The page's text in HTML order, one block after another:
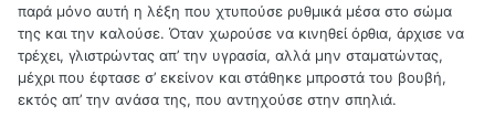
παρά μόνο αυτή η λέξη που χτυπούσε ρυθμικά μέσα στο σώμα
της και την καλούσε. Όταν χωρούσε να κινηθεί όρθια, άρχισε να
τρέχει, γλιστρώντας απ’ την υγρασία, αλλά μην σταματώντας,
μέχρι που έφτασε σ’ εκείνον και στάθηκε μπροστά του βουβή,
εκτός απ’ την ανάσα της, που αντηχούσε στην σπηλιά.